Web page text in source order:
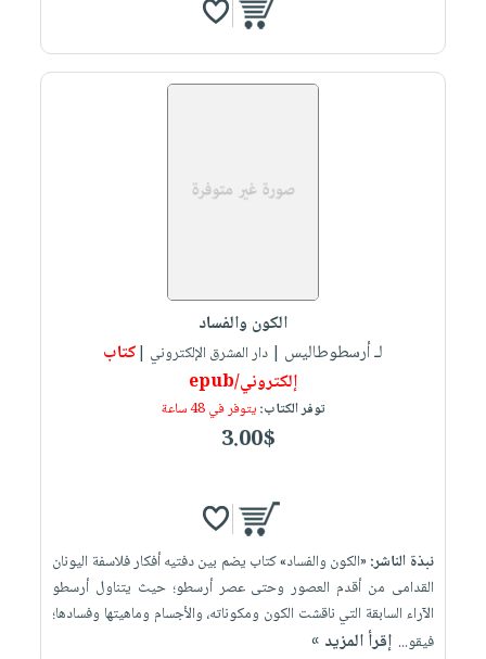
الكون والفساد
لـ ‏أرسطوطاليس | دار المشرق الإلكتروني |كتاب
إلكتروني/epub
توفر الكتاب:يتوفر في 48 ساعة
3.00$
نبذة الناشر: «الكون والفساد» كتاب يضم بين دفتيه أفكار فلاسفة اليونان
القدامى من أقدم العصور وحتى عصر أرسطو؛ حيث يتناول أرسطو
الآراء السابقة التي ناقشت الكون ومكوناته، والأجسام وماهيتها وفسادها؛
فيقو... إقرأ المزيد »